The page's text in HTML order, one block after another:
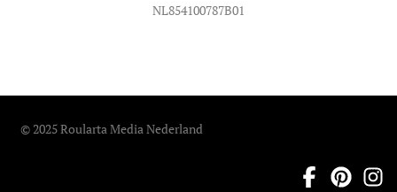
NL854100787B01
© 2025 Roularta Media Nederland